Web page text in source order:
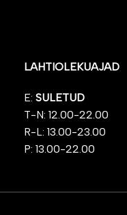
LAHTIOLEKUAJAD
E: SULETUD
T-N: 12.00-22.00
R-L: 13.00-23.00
P: 13.00-22.00